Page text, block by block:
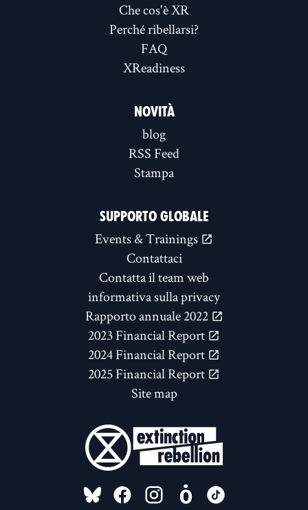
Che cos'è XR
Perché ribellarsi?
FAQ
XReadiness
NOVITÀ
blog
RSS Feed
Stampa
SUPPORTO GLOBALE
Events & Trainings
Contattaci
Contatta il team web
informativa sulla privacy
Rapporto annuale 2022
2023 Financial Report
2024 Financial Report
2025 Financial Report
Site map
FOLLOW US ON